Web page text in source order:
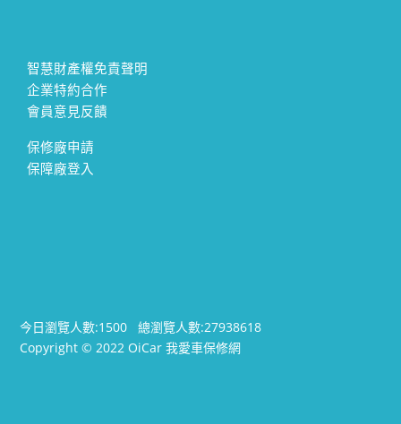
智慧財產權免責聲明
企業特約合作
會員意見反饋
保修廠申請
保障廠登入
今日瀏覽人數:1500總瀏覽人數:27938618
Copyright © 2022 OiCar 我愛車保修網